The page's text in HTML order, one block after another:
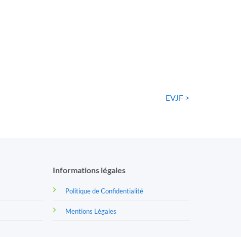
EVJF >
Informations légales
Politique de Confidentialité
Mentions Légales